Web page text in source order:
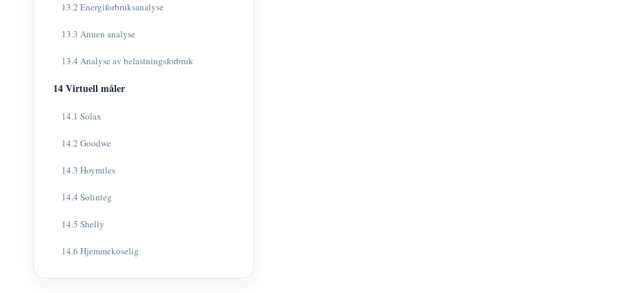
13.2 Energiforbruksanalyse
13.3 Annen analyse
13.4 Analyse av belastningsforbruk
14 Virtuell måler
14.1 Solax
14.2 Goodwe
14.3 Hoymiles
14.4 Solinteg
14.5 Shelly
14.6 Hjemmekoselig